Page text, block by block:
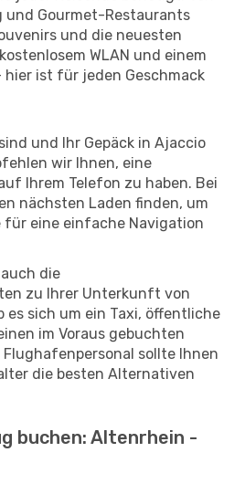
und Gourmet-Restaurants
und die neuesten
WLAN und einem
hier ist für jeden Geschmack
und Ihr Gepäck in Ajaccio
wir Ihnen, eine
Ihrem Telefon zu haben. Bei
nächsten Laden finden, um
für eine einfache Navigation
die
zu Ihrer Unterkunft von
es sich um ein Taxi, öffentliche
im Voraus gebuchten
sollte Ihnen
die besten Alternativen
buchen: Altenrhein -